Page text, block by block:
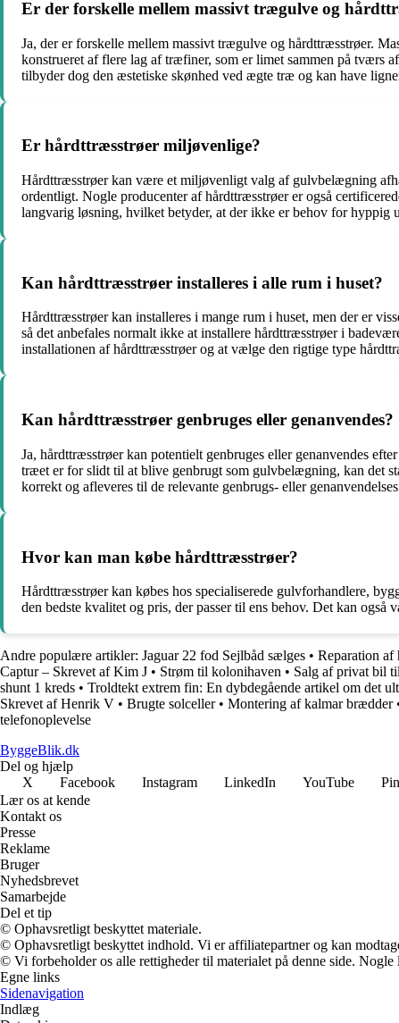
Er der forskelle mellem massivt trægulve og
Ja, der er forskelle mellem massivt trægulve og hårdttræsstrøer.
konstrueret af flere lag af træfiner, som er limet sammen på tværs
tilbyder dog den æstetiske skønhed ved ægte træ og kan have
Er hårdttræsstrøer miljøvenlige?
Hårdttræsstrøer kan være et miljøvenligt valg af gulvbelægning
ordentligt. Nogle producenter af hårdttræsstrøer er også
langvarig løsning, hvilket betyder, at der ikke er behov for
Kan hårdttræsstrøer installeres i alle rum i huset?
Hårdttræsstrøer kan installeres i mange rum i huset, men der er
så det anbefales normalt ikke at installere hårdttræsstrøer i
installationen af hårdttræsstrøer og at vælge den rigtige type
Kan hårdttræsstrøer genbruges eller genanvendes?
Ja, hårdttræsstrøer kan potentielt genbruges eller genanvendes
træet er for slidt til at blive genbrugt som gulvbelægning, kan det
korrekt og afleveres til de relevante genbrugs- eller
Hvor kan man købe hårdttræsstrøer?
Hårdttræsstrøer kan købes hos specialiserede gulvforhandlere,
den bedste kvalitet og pris, der passer til ens behov. Det kan
Andre populære artikler: Jaguar 22 fod Sejlbåd sælges • Reparation
Captur – Skrevet af Kim J • Strøm til kolonihaven • Salg af privat bil
shunt 1 kreds • Troldtekt extrem fin: En dybdegående artikel om det
Skrevet af Henrik V • Brugte solceller• Montering af kalmar brædder
telefonoplevelse
ByggeBlik.dk
Del og hjælp
X
Facebook Instagram LinkedIn YouTube
Lær os at kende
Kontakt os
Presse
Reklame
Bruger
Nyhedsbrevet
Samarbejde
Del et tip
© Ophavsretligt beskyttet materiale.
© Ophavsretligt beskyttet indhold. Vi er affiliatepartner og kan
© Vi forbeholder os alle rettigheder til materialet på denne side.
Egne links
Sidenavigation
Indlæg